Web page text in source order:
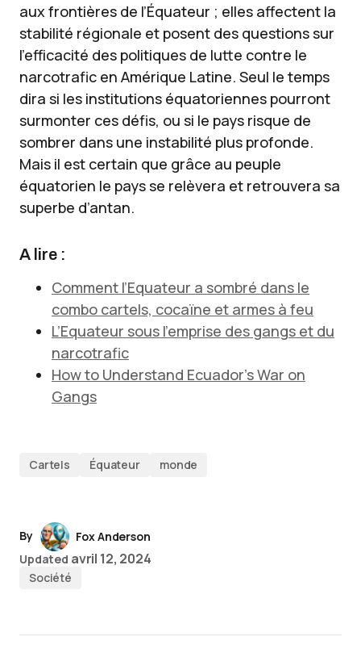
aux frontières de l’Équateur ; elles affectent la
stabilité régionale et posent des questions sur
l’efficacité des politiques de lutte contre le
narcotrafic en Amérique Latine. Seul le temps
dira si les institutions équatoriennes pourront
surmonter ces défis, ou si le pays risque de
sombrer dans une instabilité plus profonde.
Mais il est certain que grâce au peuple
équatorien le pays se relèvera et retrouvera sa
superbe d’antan.
A lire :
Comment l’Equateur a sombré dans le
combo cartels, cocaïne et armes à feu
L’Equateur sous l’emprise des gangs et du
narcotrafic
How to Understand Ecuador’s War on
Gangs
Cartels Équateur monde
By
Fox Anderson
Updated avril 12, 2024
Société